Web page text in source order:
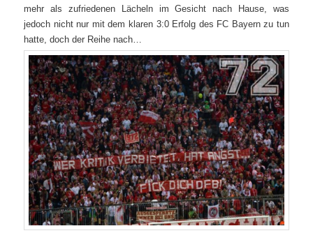
mehr als zufriedenen Lächeln im Gesicht nach Hause, was
jedoch nicht nur mit dem klaren 3:0 Erfolg des FC Bayern zu tun
hatte, doch der Reihe nach…